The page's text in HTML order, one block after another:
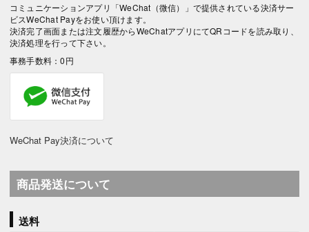
コミュニケーションアプリ「WeChat（微信）」で提供されている決済サー
ビスWeChat Payをお使い頂けます。
決済完了画面または注文履歴からWeChatアプリにてQRコードを読み取り、
決済処理を行って下さい。
事務手数料：0円
WeChat Pay決済について
商品発送について
送料